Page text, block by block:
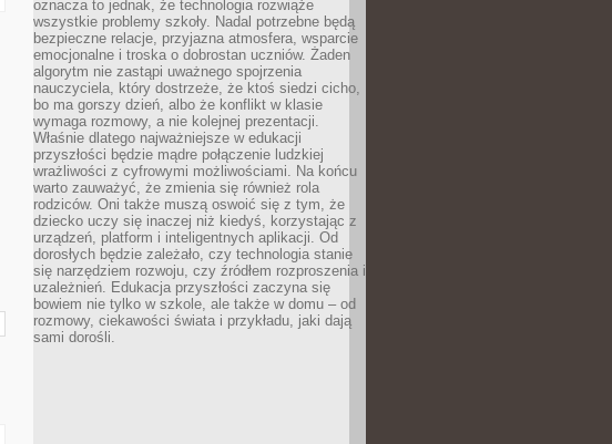
oznacza to jednak, że technologia rozwiąże
wszystkie problemy szkoły. Nadal potrzebne będą
bezpieczne relacje, przyjazna atmosfera, wsparcie
emocjonalne i troska o dobrostan uczniów. Żaden
algorytm nie zastąpi uważnego spojrzenia
nauczyciela, który dostrzeże, że ktoś siedzi cicho,
bo ma gorszy dzień, albo że konflikt w klasie
wymaga rozmowy, a nie kolejnej prezentacji.
Właśnie dlatego najważniejsze w edukacji
przyszłości będzie mądre połączenie ludzkiej
wrażliwości z cyfrowymi możliwościami. Na końcu
warto zauważyć, że zmienia się również rola
rodziców. Oni także muszą oswoić się z tym, że
dziecko uczy się inaczej niż kiedyś, korzystając z
urządzeń, platform i inteligentnych aplikacji. Od
dorosłych będzie zależało, czy technologia stanie
się narzędziem rozwoju, czy źródłem rozproszenia i
uzależnień. Edukacja przyszłości zaczyna się
bowiem nie tylko w szkole, ale także w domu – od
rozmowy, ciekawości świata i przykładu, jaki dają
sami dorośli.